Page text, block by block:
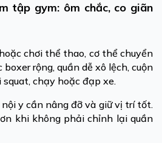
tập gym: ôm chắc, co giãn
chơi thể thao, cơ thể chuyển
rộng, quần dễ xô lệch, cuộn
chạy hoặc đạp xe.
y cần nâng đỡ và giữ vị trí tốt.
khi không phải chỉnh lại quần